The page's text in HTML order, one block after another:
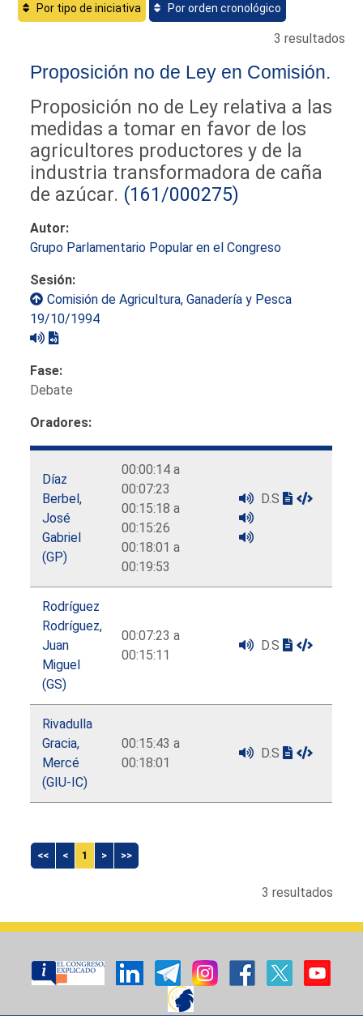
Por tipo de iniciativa Por orden cronológico
3 resultados
Proposición no de Ley en Comisión.
Proposición no de Ley relativa a las
medidas a tomar en favor de los
agricultores productores y de la
industria transformadora de caña
de azúcar. (161/000275)
Autor:
Grupo Parlamentario Popular en el Congreso
Sesión:
Comisión de Agricultura, Ganadería y Pesca
19/10/1994
Fase:
Debate
Oradores:
Díaz
Berbel,
José
Gabriel
(GP)
00:00:14 a
00:07:23
00:15:18 a
00:15:26
00:18:01 a
00:19:53
D.S
Rodríguez
Rodríguez,
Juan
Miguel
(GS)
00:07:23 a
00:15:11
D.S
Rivadulla
Gracia,
Mercé
(GIU-IC)
00:15:43 a
00:18:01
D.S
<< < 1 > >>
3 resultados